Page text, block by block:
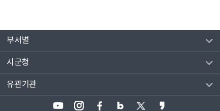
부서별
시군청
유관기관